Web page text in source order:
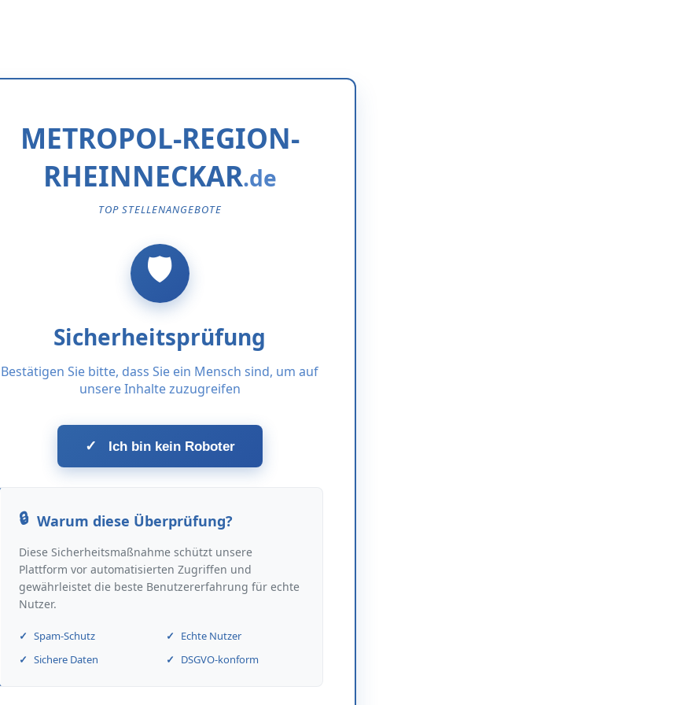
METROPOL-REGION-
RHEINNECKAR
TOP STELLENANGEBOTE
Sicherheitsprüfung
Bestätigen Sie bitte, dass Sie ein Mensch sind, um auf
unsere Inhalte zuzugreifen
✓ Ich bin kein Roboter
Warum diese Überprüfung?
Diese Sicherheitsmaßnahme schützt unsere
Plattform vor automatisierten Zugriffen und
gewährleistet die beste Benutzererfahrung für echte
Nutzer.
Spam-Schutz
Echte Nutzer
Sichere Daten
DSGVO-konform